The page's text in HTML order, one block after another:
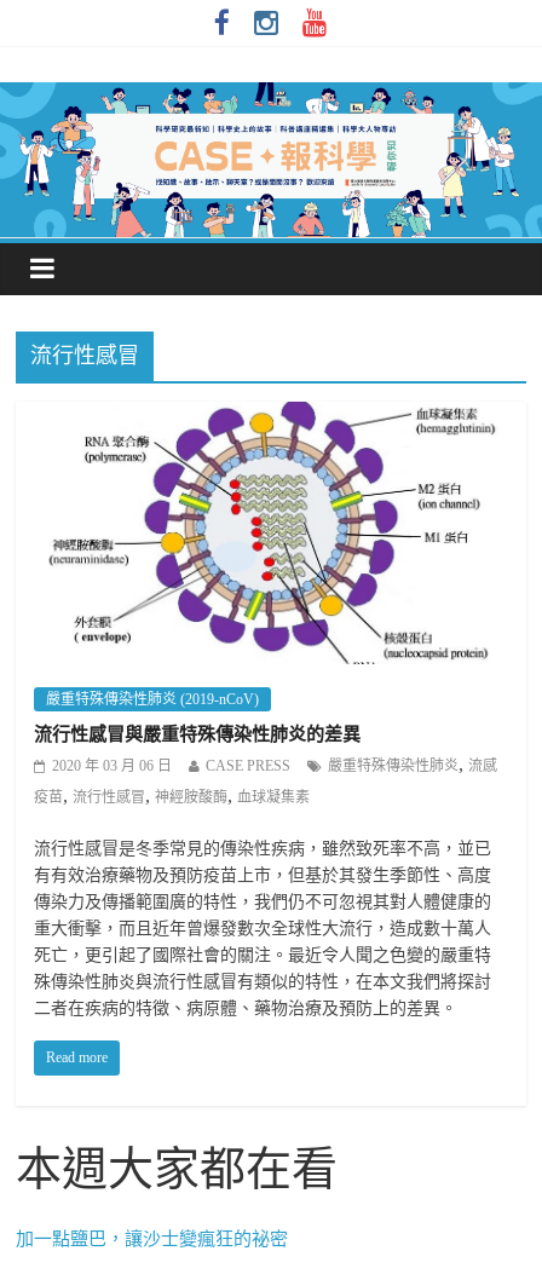
流行性感冒
嚴重特殊傳染性肺炎 (2019-nCoV)
流行性感冒與嚴重特殊傳染性肺炎的差異
2020 年 03 月 06 日 CASE PRESS 嚴重特殊傳染性肺炎,流感
疫苗,流行性感冒,神經胺酸酶, 血球凝集素
流行性感冒是冬季常見的傳染性疾病，雖然致死率不高，並已
有有效治療藥物及預防疫苗上市，但基於其發生季節性、高度
傳染力及傳播範圍廣的特性，我們仍不可忽視其對人體健康的
重大衝擊，而且近年曾爆發數次全球性大流行，造成數十萬人
死亡，更引起了國際社會的關注。最近令人聞之色變的嚴重特
殊傳染性肺炎與流行性感冒有類似的特性，在本文我們將探討
二者在疾病的特徵、病原體、藥物治療及預防上的差異。
Read more
本週大家都在看
加一點鹽巴，讓沙士變瘋狂的祕密